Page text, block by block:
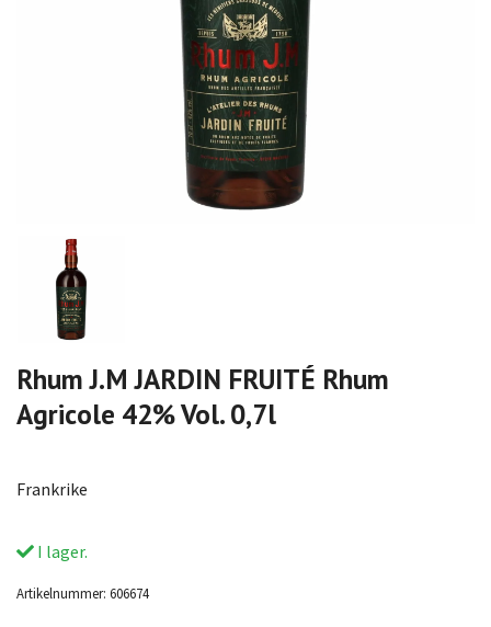
Rhum J.M JARDIN FRUITÉ Rhum
Agricole 42% Vol. 0,7l
Frankrike
I lager.
Artikelnummer: 606674